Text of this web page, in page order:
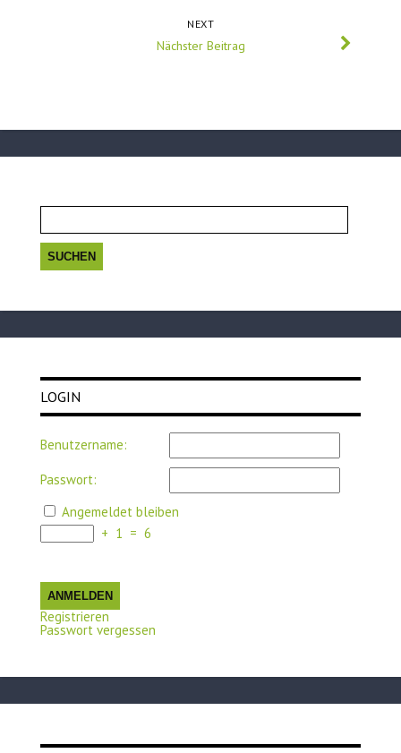
NEXT
Nächster Beitrag
nach:
LOGIN
Benutzername:
Passwort:
Angemeldet bleiben
+ 1 = 6
ANMELDEN
Registrieren
Passwort vergessen